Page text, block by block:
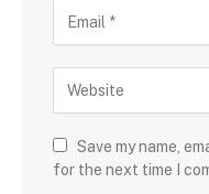
Save my name,
for the next time I